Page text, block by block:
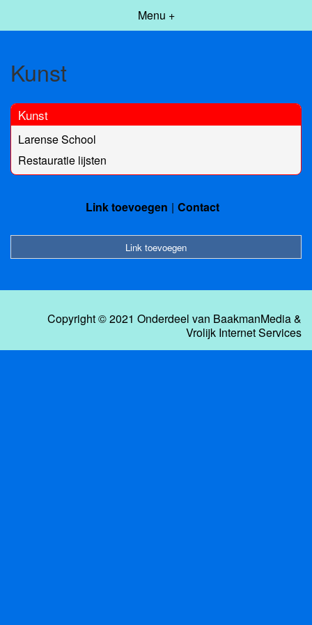
Menu +
Kunst
Kunst
Larense School
Restauratie lijsten
Link toevoegen Contact
Link toevoegen
Copyright © 2021 Onderdeel van BaakmanMedia&
Vrolijk Internet Services